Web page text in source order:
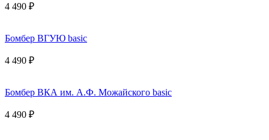
4 490 ₽
Бомбер ВГУЮ basic
4 490 ₽
Бомбер ВКА им. А.Ф. Можайского basic
4 490 ₽